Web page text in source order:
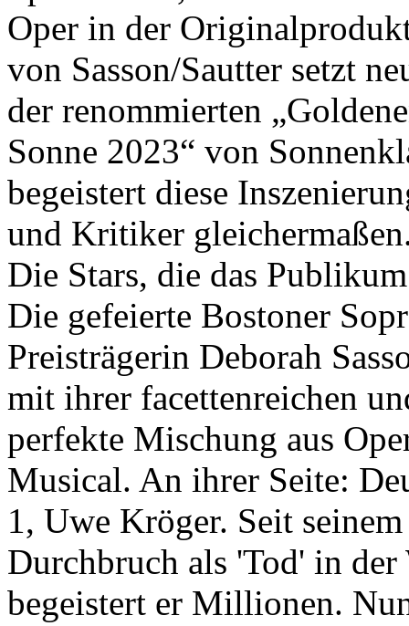
Oper in der
von Sasson/Sautter setzt
der renommierten
Sonne 2023“ von
begeistert diese
und Kritiker
Die Stars, die das
Die gefeierte Bostoner
Preisträgerin Deborah
mit ihrer facettenreichen
perfekte Mischung aus
Musical. An ihrer Seite:
1, Uwe Kröger. Seit seinem
Durchbruch als 'Tod' in
begeistert er Millionen.